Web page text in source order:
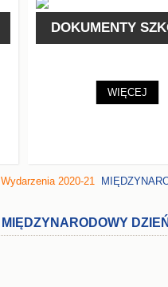
DOKUMENTY
WIĘCEJ
Wydarzenia 2020-21
MIĘDZYNARODOWY